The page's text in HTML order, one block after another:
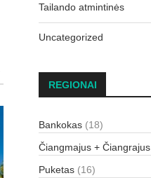
Tailando atmintinės
Uncategorized
REGIONAI
Bankokas (18)
Čiangmajus + Čiangrajus
Puketas (16)